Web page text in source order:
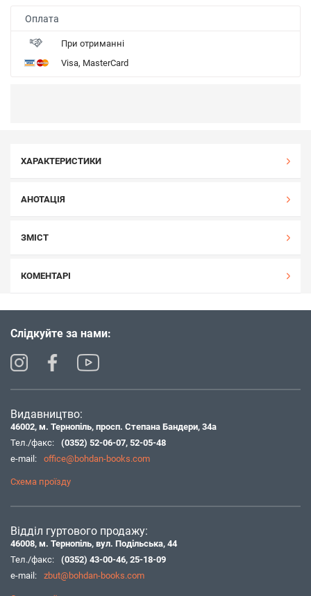
Оплата
При отриманні
Visa, MasterCard
ХАРАКТЕРИСТИКИ
АНОТАЦІЯ
ЗМІСТ
КОМЕНТАРІ
Слідкуйте за нами:
Видавництво:
46002, м. Тернопіль, просп. Степана Бандери, 34а
Тел./факс:
(0352) 52-06-07, 52-05-48
e-mail:
office@bohdan-books.com
Схема проїзду
Відділ гуртового продажу:
46008, м. Тернопіль, вул. Подільська, 44
Тел./факс:
(0352) 43-00-46, 25-18-09
e-mail:
zbut@bohdan-books.com